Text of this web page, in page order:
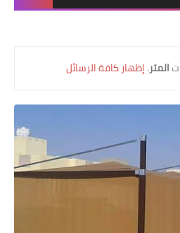
رابط فرعي
رابط فرعي
رابط فرعي
المتر.إظهار كافة الرسائل